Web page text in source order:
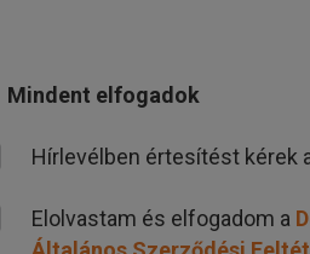
Mindent elfogadok
Hírlevélben értesítést kérek
Elolvastam és elfogadom a